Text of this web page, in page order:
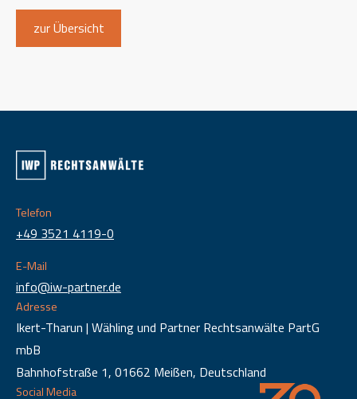
zur Übersicht
Telefon
+49 3521 4119-0
E-Mail
info@iw-partner.de
Adresse
Ikert-Tharun | Wähling und Partner Rechtsanwälte PartG
mbB
Bahnhofstraße 1, 01662 Meißen, Deutschland
Social Media